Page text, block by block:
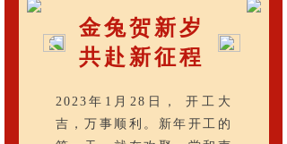
金兔贺新岁
共赴新征程
2023年1月28日， 开工大
吉，万事顺利。新年开工的